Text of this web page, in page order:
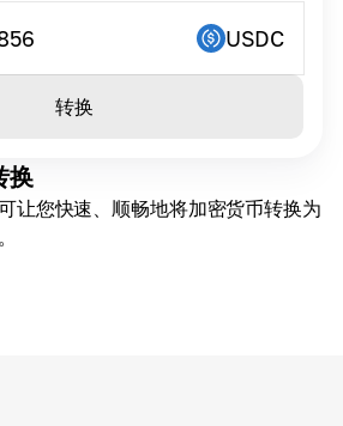
换
让您快速、顺畅地将加密货币转换为
USDC
转换